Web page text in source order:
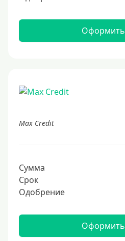
Оформить
Max Credit
Сумма
Срок
Одобрение
Оформить